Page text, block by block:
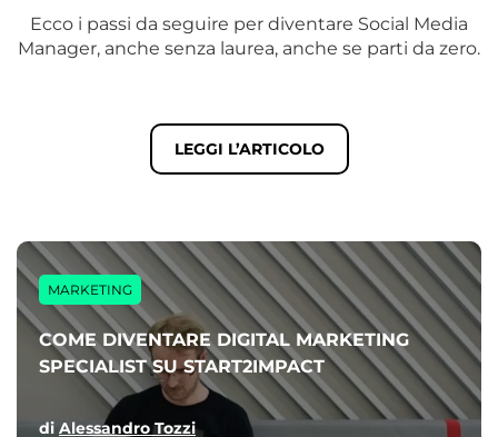
Ecco i passi da seguire per diventare Social Media
Manager, anche senza laurea, anche se parti da zero.
LEGGI L’ARTICOLO
MARKETING
COME DIVENTARE DIGITAL MARKETING
SPECIALIST SU START2IMPACT
di Alessandro Tozzi